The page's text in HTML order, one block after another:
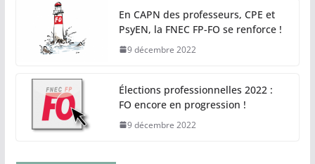
En CAPN des professeurs, CPE et
PsyEN, la FNEC FP-FO se renforce !
9 décembre 2022
Élections professionnelles 2022 :
FO encore en progression !
9 décembre 2022